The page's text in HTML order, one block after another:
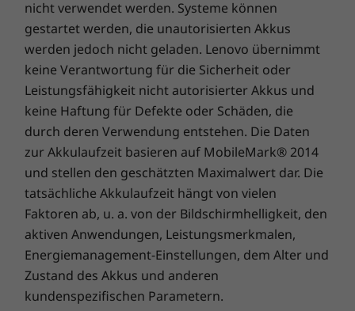
Rundum Chrome
Setup nicht nötig – melden Sie sich einfach mit
Ihrem Google-Konto an und erleben Sie einen
völlig neuartigen Convertible-Laptop für alles,
was Sie gerne tun. Das Chromebook C330
steht für eine hohe Benutzerfreundlichkeit,
integrierten Virenschutz und eine lange
Akkulaufzeit. Bleiben Sie stets synchronisiert
mit Ihren Android Smartphones und Tablets –
einfach mit allem, wo Sie mit Ihrem Google-
Konto angemeldet sind. So können Sie immer
auf Ihre Daten zugreifen, auch wenn Sie den
Laptop nicht zu Hand haben, während Ihre E-
Mails, Karten, Dokumente und Bilder sicher
nicht verwendet werden. Systeme können
gestartet werden, die unautorisierten Akkus
werden jedoch nicht geladen. Lenovo übernimmt
keine Verantwortung für die Sicherheit oder
Leistungsfähigkeit nicht autorisierter Akkus und
keine Haftung für Defekte oder Schäden, die
durch deren Verwendung entstehen. Die Daten
zur Akkulaufzeit basieren auf MobileMark® 2014
und stellen den geschätzten Maximalwert dar. Die
tatsächliche Akkulaufzeit hängt von vielen
Faktoren ab, u. a. von der Bildschirmhelligkeit, den
aktiven Anwendungen, Leistungsmerkmalen,
Energiemanagement-Einstellungen, dem Alter und
Zustand des Akkus und anderen
kundenspezifischen Parametern.